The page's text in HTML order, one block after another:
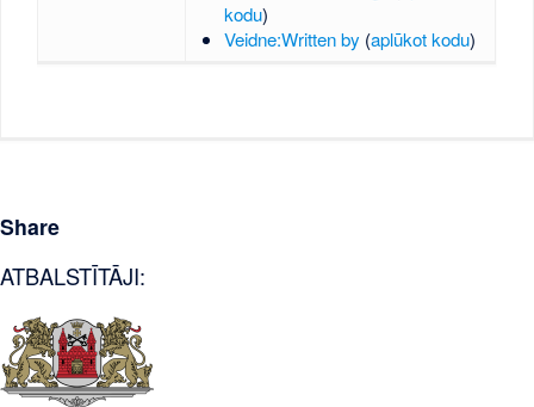
kodu)
Veidne:Written by (aplūkot kodu)
Share
ATBALSTĪTĀJI: